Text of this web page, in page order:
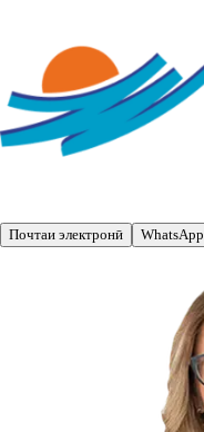
Почтаи электронӣ WhatsApp